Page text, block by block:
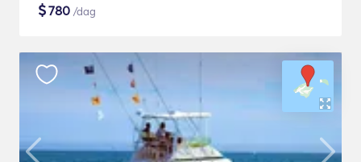
$780 /dag